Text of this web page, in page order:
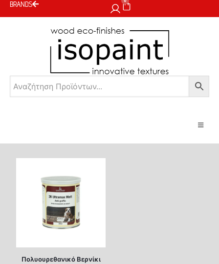
BRANDS
Πολυουρεθανικό Βερνίκι